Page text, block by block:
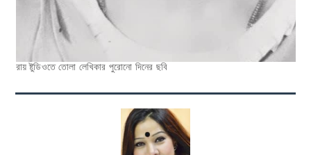
রায় ষ্টুডিওতে তোলা লেখিকার পুরোনো দিনের ছবি